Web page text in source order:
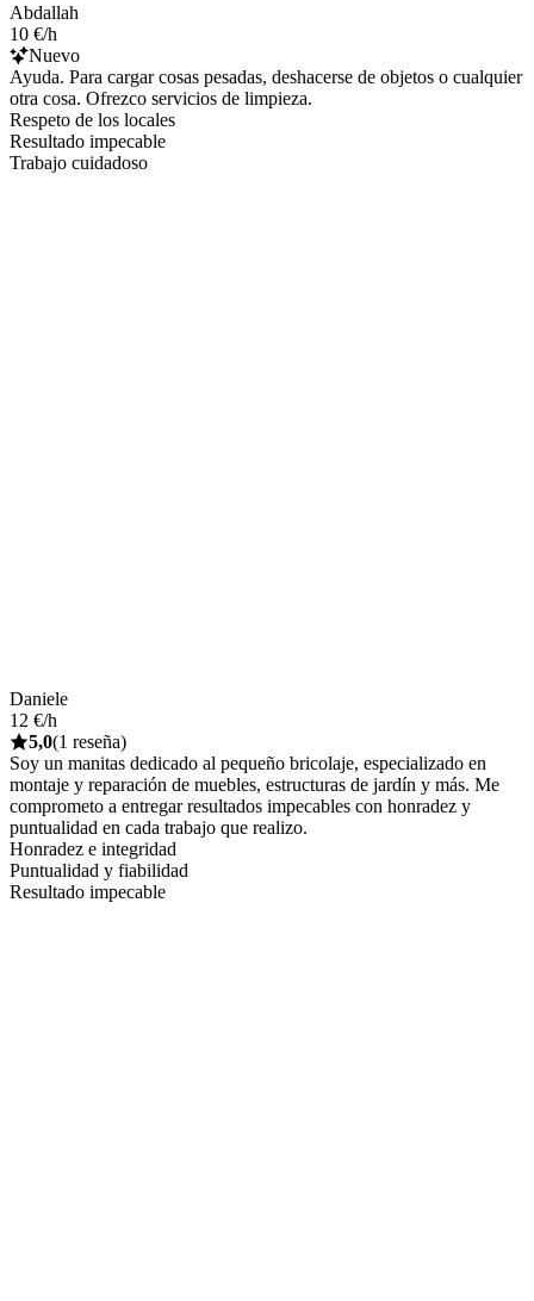
Abdallah
10 €/h
Nuevo
Ayuda. Para cargar cosas pesadas, deshacerse de objetos o cualquier
otra cosa. Ofrezco servicios de limpieza.
Respeto de los locales
Resultado impecable
Trabajo cuidadoso
Daniele
12 €/h
5,0(1 reseña)
Soy un manitas dedicado al pequeño bricolaje, especializado en
montaje y reparación de muebles, estructuras de jardín y más. Me
comprometo a entregar resultados impecables con honradez y
puntualidad en cada trabajo que realizo.
Honradez e integridad
Puntualidad y fiabilidad
Resultado impecable